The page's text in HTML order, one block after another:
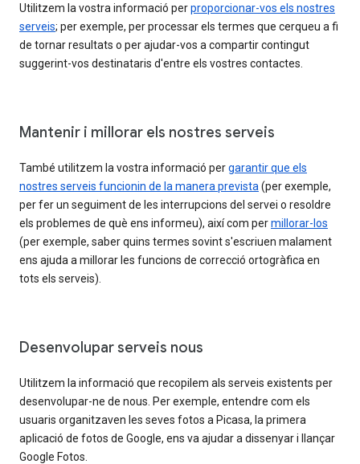
Utilitzem la vostra informació perproporcionar-vos els nostres
serveis; per exemple, per processar els termes que cerqueu a fi
de tornar resultats o per ajudar-vos a compartir contingut
suggerint-vos destinataris d'entre els vostres contactes.
Mantenir i millorar els nostres serveis
També utilitzem la vostra informació pergarantir que els
nostres serveis funcionin de la manera prevista (per exemple,
per fer un seguiment de les interrupcions del servei o resoldre
els problemes de què ens informeu), així com permillorar-los
(per exemple, saber quins termes sovint s'escriuen malament
ens ajuda a millorar les funcions de correcció ortogràfica en
tots els serveis).
Desenvolupar serveis nous
Utilitzem la informació que recopilem als serveis existents per
desenvolupar-ne de nous. Per exemple, entendre com els
usuaris organitzaven les seves fotos a Picasa, la primera
aplicació de fotos de Google, ens va ajudar a dissenyar i llançar
Google Fotos.